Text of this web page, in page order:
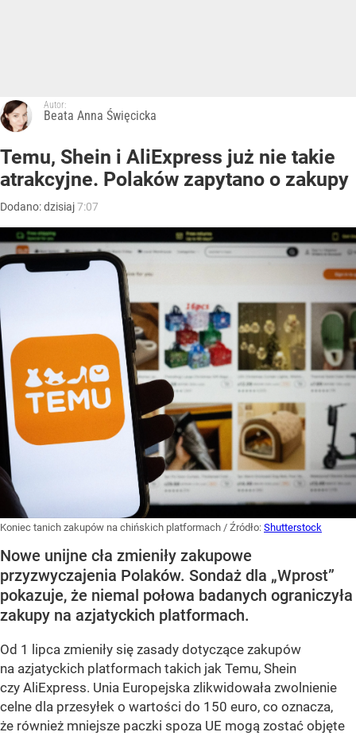
Autor:
Beata Anna Święcicka
Temu, Shein i AliExpress już nie takie
atrakcyjne. Polaków zapytano o zakupy
Dodano:dzisiaj7:07
Koniec tanich zakupów na chińskich platformach / Źródło: Shutterstock
Nowe unijne cła zmieniły zakupowe
przyzwyczajenia Polaków. Sondaż dla „Wprost”
pokazuje, że niemal połowa badanych ograniczyła
zakupy na azjatyckich platformach.
Od 1 lipca zmieniły się zasady dotyczące zakupów
na azjatyckich platformach takich jak Temu, Shein
czy AliExpress. Unia Europejska zlikwidowała zwolnienie
celne dla przesyłek o wartości do 150 euro, co oznacza,
że również mniejsze paczki spoza UE mogą zostać objęte